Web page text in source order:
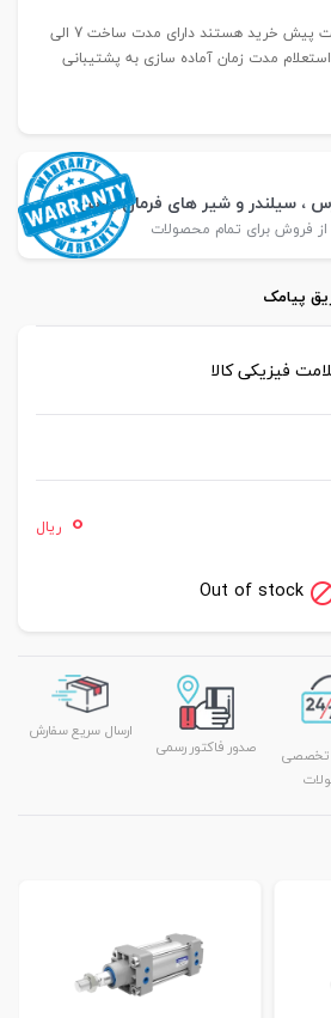
محصولاتی که در حالت پیش خرید هستند دارای مدت ساخت 7 الی
استعلام مدت زمان آماده سازی به پشتیبانی
، سیلندر و شیر های فرمان پارس
پیامک
فیزیکی کالا
0 ریال
Out of stock
تخصصی
صدور فاکتور رسمی
ارسال سریع سفارش